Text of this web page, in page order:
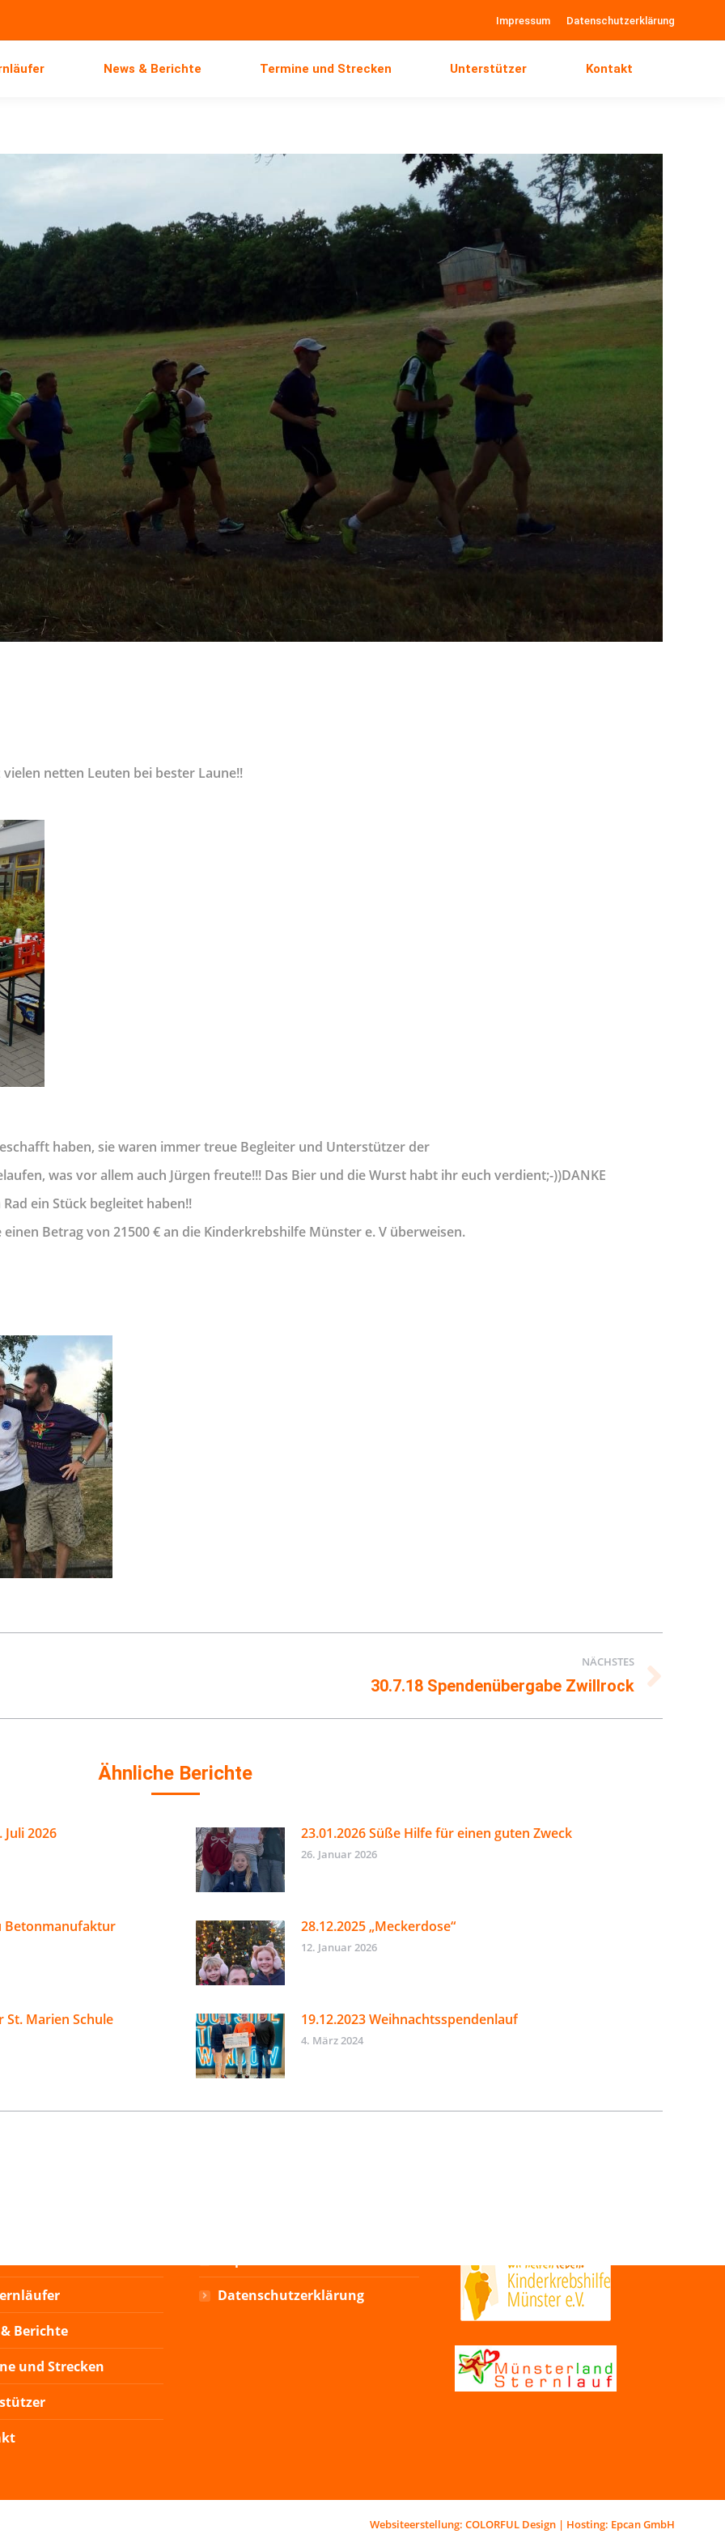
Impressum Datenschutzerklärung
News & Berichte Termine und Strecken Unterstützer Kontakt
netten Leuten bei bester Laune!!
haben, sie waren immer treue Begleiter und Unterstützer der
was vor allem auch Jürgen freute!!! Das Bier und die Wurst habt ihr euch verdient;-))DANKE
ein Stück begleitet haben!!
Betrag von 21500 € an die Kinderkrebshilfe Münster e. V überweisen.
NÄCHSTES
30.7.18 Spendenübergabe Zwillrock
Ähnliche Berichte
2026 23.01.2026 Süße Hilfe für einen guten Zweck
26. Januar 2026
Betonmanufaktur 28.12.2025 „Meckerdose“
12. Januar 2026
St. Marien Schule
19.12.2023 Weihnachtsspendenlauf
4. März 2024
Berichte
und Strecken
Datenschutzerklärung
Websiteerstellung: COLORFUL Design | Hosting: Epcan GmbH
Unterstützer Kontakt